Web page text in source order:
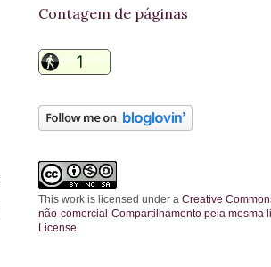
Contagem de páginas
This work is licensed under a Creative
não-comercial-Compartilhamento pela mesma
License.